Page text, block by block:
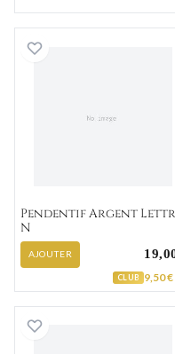
Pendentif
Pendentif Argent
N
AJOUTER
CLUB 9,50
Pendentif